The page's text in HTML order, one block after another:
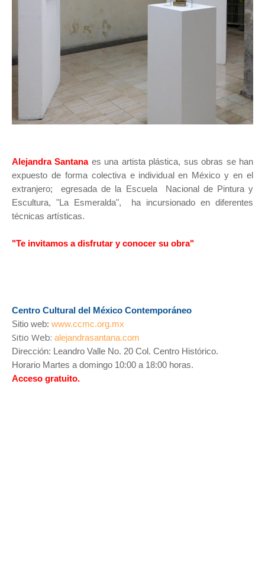
Alejandra Santanaes una artista plástica, sus obras se han
expuesto de forma colectiva e individual en México y en el
extranjero; egresada de la Escuela Nacional de Pintura y
Escultura, "La Esmeralda", ha incursionado en diferentes
técnicas artísticas.
"Te invitamos a disfrutar y conocer su obra"
Centro Cultural del México Contemporáneo
Sitio web: www.ccmc.org.mx
Sitio Web: alejandrasantana.com
Dirección: Leandro Valle No. 20 Col. Centro Histórico.
Horario Martes a domingo 10:00 a 18:00 horas.
Acceso gratuito.